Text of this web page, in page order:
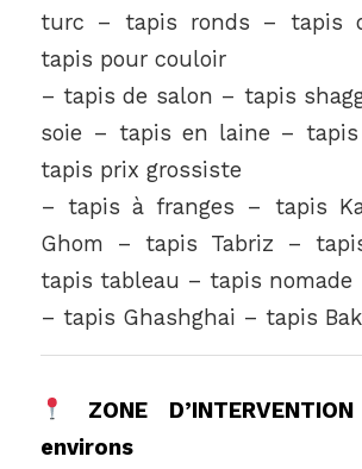
turc – tapis ronds – tapis
tapis pour couloir
– tapis de salon – tapis
soie – tapis en laine –
tapis prix grossiste
– tapis à franges – tapis
Ghom – tapis Tabriz –
tapis tableau – tapis nomade
– tapis Ghashghai – tapis
ZONE
environs